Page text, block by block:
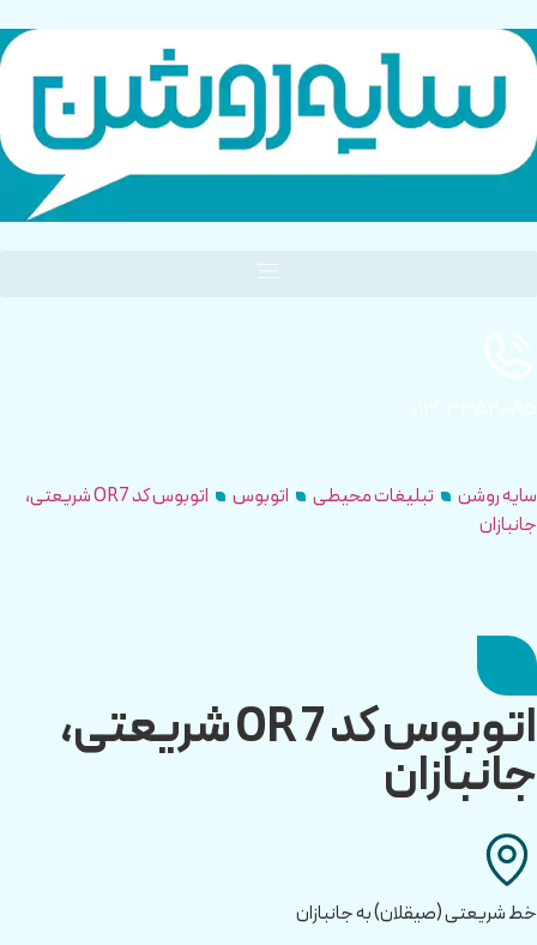
سایه روشن تبلیغات محیطی اتوبوس
اتوبوس کد OR7 شریعتی،
جانبازان
اتوبوس کد OR7 شریعتی،
جانبازان
خط شریعتی (صیقلان) به جانبازان